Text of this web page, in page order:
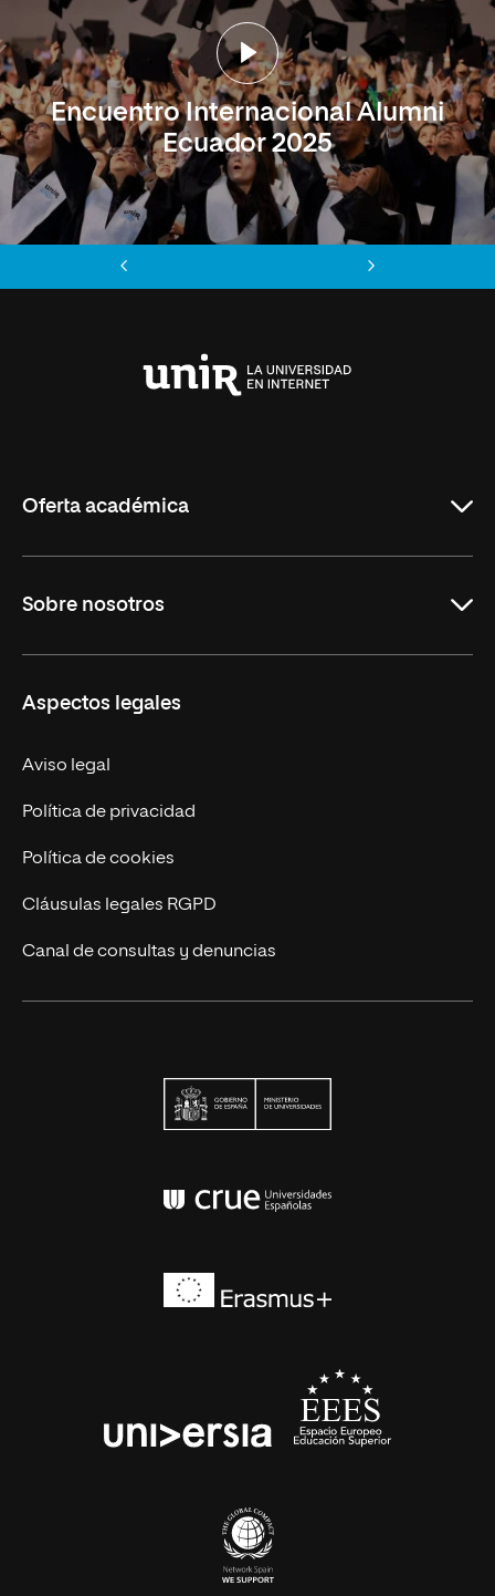
Encuentro Internacional Alumni
Ecuador 2025
Oferta académica
Formación Continua
Carreras
Sobre nosotros
Trabaja en UNIR
Actualidad
Contáctanos
Aspectos legales
Aviso legal
Política de privacidad
Política de cookies
Cláusulas legales RGPD
Canal de consultas y denuncias